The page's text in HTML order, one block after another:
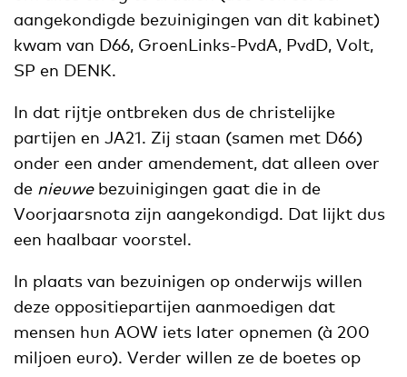
aangekondigde bezuinigingen van dit kabinet)
kwam van D66, GroenLinks-PvdA, PvdD, Volt,
SP en DENK.
In dat rijtje ontbreken dus de christelijke
partijen en JA21. Zij staan (samen met D66)
onder een ander amendement, dat alleen over
de nieuwebezuinigingen gaat die in de
Voorjaarsnota zijn aangekondigd. Dat lijkt dus
een haalbaar voorstel.
In plaats van bezuinigen op onderwijs willen
deze oppositiepartijen aanmoedigen dat
mensen hun AOW iets later opnemen (à 200
miljoen euro). Verder willen ze de boetes op